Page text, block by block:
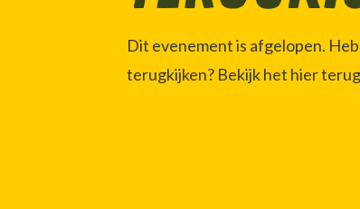
Dit evenement is afgelopen.
terugkijken? Bekijk het hier